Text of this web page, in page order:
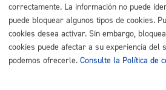
certificado electrónico
ONLINE
PRESENCIAL
correctamente. La información no puede
puede bloquear algunos tipos de cookies.
cookies desea activar. Sin embargo,
cookies puede afectar a su experiencia del
podemos ofrecerle. Consulte la Política de